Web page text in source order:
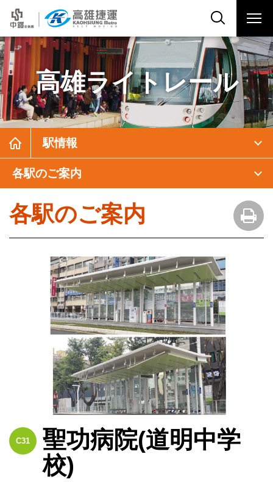
高雄ライトレール
駅情報
各駅のご案内
各駅のご案内
C31
聖功病院(道明中学
校)